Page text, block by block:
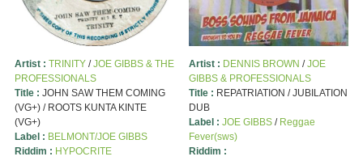
Artist : TRINITY/JOE GIBBS & THE
PROFESSIONALS
Title : JOHN SAW THEM COMING
(VG+) / ROOTS KUNTA KINTE
(VG+)
Label : BELMONT/JOE GIBBS
Riddim : HYPOCRITE
Artist : DENNIS BROWN /JOE
GIBBS & PROFESSIONALS
Title : REPATRIATION / JUBILATION
DUB
Label : JOE GIBBS/ Reggae
Fever(sws)
Riddim :